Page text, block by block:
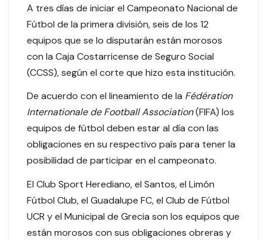
A tres días de iniciar el Campeonato Nacional de
Fútbol de la primera división, seis de los 12
equipos que se lo disputarán están morosos
con la Caja Costarricense de Seguro Social
(CCSS), según el corte que hizo esta institución.
De acuerdo con el lineamiento de la Fédération
Internationale de Football Association(FIFA) los
equipos de fútbol deben estar al día con las
obligaciones en su respectivo país para tener la
posibilidad de participar en el campeonato.
El Club Sport Herediano, el Santos, el Limón
Fútbol Club, el Guadalupe FC, el Club de Fútbol
UCR y el Municipal de Grecia son los equipos que
están morosos con sus obligaciones obreras y